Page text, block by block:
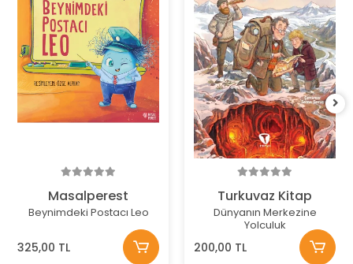
Masalperest
Beynimdeki Postacı Leo
325,00 TL
Turkuvaz Kitap
Dünyanın Merkezine
Yolculuk
200,00 TL